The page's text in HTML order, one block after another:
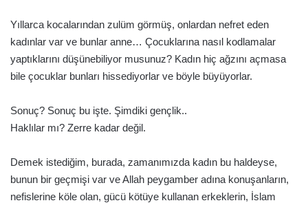
Yıllarca kocalarından zulüm görmüş, onlardan nefret eden
kadınlar var ve bunlar anne… Çocuklarına nasıl kodlamalar
yaptıklarını düşünebiliyor musunuz? Kadın hiç ağzını açmasa
bile çocuklar bunları hissediyorlar ve böyle büyüyorlar.
Sonuç? Sonuç bu işte. Şimdiki gençlik..
Haklılar mı? Zerre kadar değil.
Demek istediğim, burada, zamanımızda kadın bu haldeyse,
bunun bir geçmişi var ve Allah peygamber adına konuşanların,
nefislerine köle olan, gücü kötüye kullanan erkeklerin, İslam